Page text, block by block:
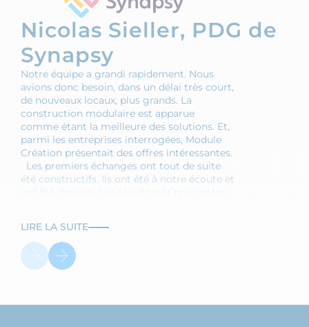
Nicolas Sieller, PDG de
Synapsy
Notre équipe a grandi rapidement. Nous
avions donc besoin, dans un délai très court,
de nouveaux locaux, plus grands. La
construction modulaire est apparue
comme étant la meilleure des solutions. Et,
parmi les entreprises interrogées, Module
Création présentait des offres intéressantes.
Les premiers échanges ont tout de suite
été constructifs. Ils ont été à notre écoute et
LIRE LA SUITE